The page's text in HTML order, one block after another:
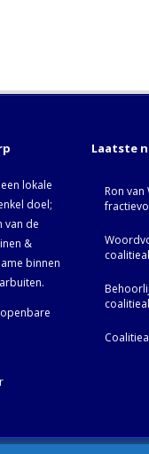
lokale
doel;
van de
&
binnen
Laatste
Ron